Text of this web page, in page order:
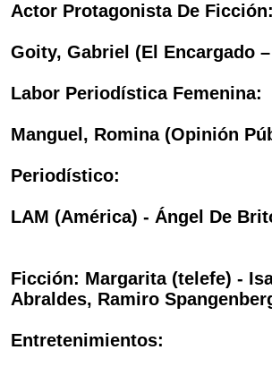
Actor Protagonista De
Goity, Gabriel (El Encargado
Labor Periodística Femenina:
Manguel, Romina (Opinión
Periodístico:
LAM (América) - Ángel De
Ficción: Margarita (telefe) -
Abraldes, Ramiro
Entretenimientos: